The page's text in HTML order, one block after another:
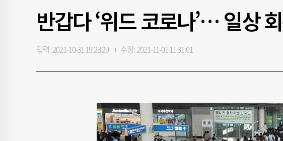
반갑다 ‘위드 코로나’… 일상
입력 : 2021-10-31 19:23:29 수정 : 2021-11-01 11:31:01